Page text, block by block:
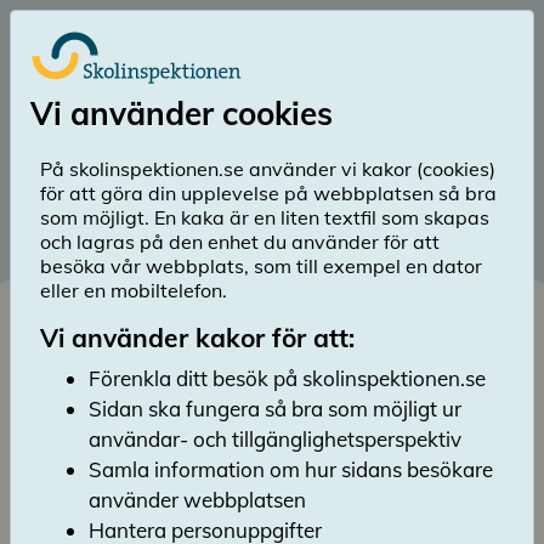
Till huvudinnehåll
searchSök
Publicerad: 26 maj 2023
Trygghet och studiero 2023
Lyssna
Under våren 2023 genomförde
gången. Resultatet visar att de flesta, men
inte alla, elever känner sig trygga och att
elevernas bild av studiero skiljer sig från
lärarnas.
Årets enkät besvarades av 147 000 elever i årskurs
fem och åtta samt gymnasiets år två och av 46 000
Vi använder cookies
På skolinspektionen.se använder vi kakor (cookies)
för att göra din upplevelse på webbplatsen så bra
som möjligt. En kaka är en liten textfil som skapas
och lagras på den enhet du använder för att
besöka vår webbplats, som till exempel en dator
eller en mobiltelefon.
Vi använder kakor för att:
Förenkla ditt besök på skolinspektionen.se
Sidan ska fungera så bra som möjligt ur
användar- och tillgänglighetsperspektiv
Samla information om hur sidans besökare
använder webbplatsen
Hantera personuppgifter